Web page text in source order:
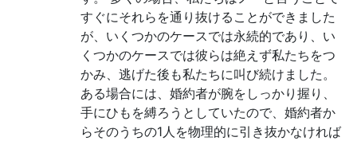
すぐにそれらを通り抜けることができました
が、いくつかのケースでは永続的であり、い
くつかのケースでは彼らは絶えず私たちをつ
かみ、逃げた後も私たちに叫び続けました。
ある場合には、婚約者が腕をしっかり握り、
手にひもを縛ろうとしていたので、婚約者か
らそのうちの1人を物理的に引き抜かなければ